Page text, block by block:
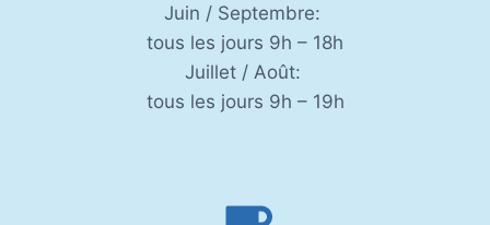
Juin / Septembre:
tous les jours 9h – 18h
Juillet / Août:
tous les jours 9h – 19h